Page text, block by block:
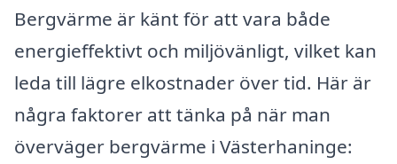
Bergvärme är känt för att vara både
energieffektivt och miljövänligt, vilket kan
leda till lägre elkostnader över tid. Här är
några faktorer att tänka på när man
överväger bergvärme i Västerhaninge: